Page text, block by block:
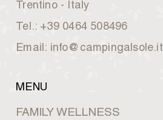
Trentino - Italy
Tel.: +39 0464 508496
Email: info@campingalsole.it
MENU
FAMILY WELLNESS